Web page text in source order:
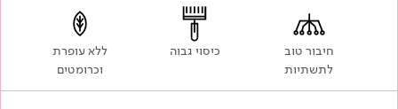
חיבור טוב
לתשתיות
כיסוי גבוה
ללא עופרת
וכרומטים